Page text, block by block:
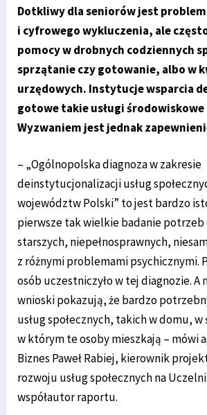
Dotkliwy dla seniorów jest
i cyfrowego wykluczenia, ale
pomocy w drobnych codziennych
sprzątanie czy gotowanie, albo w
urzędowych. Instytucje wsparcia
gotowe takie usługi
Wyzwaniem jest jednak
– „Ogólnopolska diagnoza w zakresie
deinstytucjonalizacji usług
województw Polski” to jest bardzo
pierwsze tak wielkie badanie potrzeb
starszych, niepełnosprawnych,
z różnymi problemami psychicznymi.
osób uczestniczyło w tej diagnozie. A
wnioski pokazują, że bardzo
usług społecznych, takich w domu,
w którym te osoby mieszkają – mówi
Biznes Paweł Rabiej, kierownik
rozwoju usług społecznych na
współautor raportu.